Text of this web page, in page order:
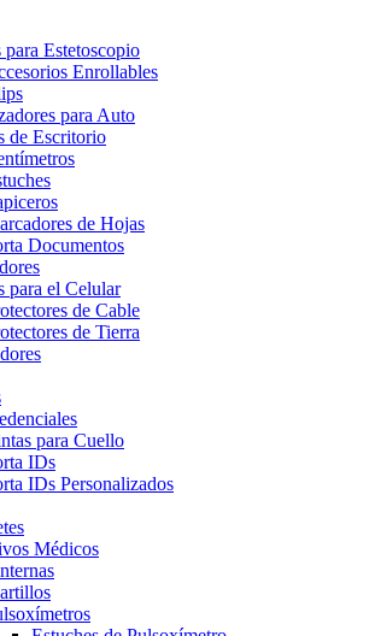
Estetoscopio
Enrollables
para Auto
de Escritorio
de Hojas
Documentos
para el Celular
de Cable
de Tierra
para Cuello
IDs
IDs Personalizados
Médicos